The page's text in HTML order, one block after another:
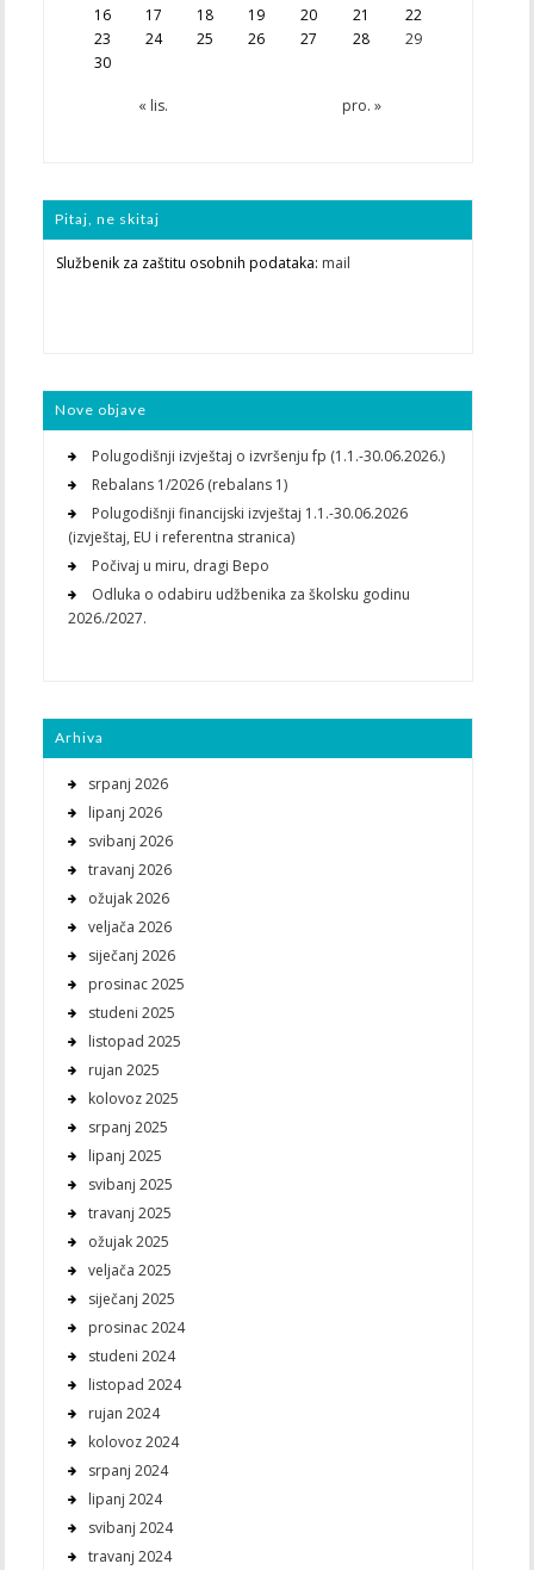
« lis. pro. »
16
17 18 19 20 21
22
23
24 25 26 27 28
29
30
Pitaj, ne skitaj
Službenik za zaštitu osobnih podataka: mail
Nove objave
Polugodišnji izvještaj o izvršenju fp (1.1.-30.06.2026.)
Rebalans 1/2026 (rebalans 1)
Polugodišnji financijski izvještaj 1.1.-30.06.2026
(izvještaj, EU i referentna stranica)
Počivaj u miru, dragi Bepo
Odluka o odabiru udžbenika za školsku godinu
2026./2027.
Arhiva
srpanj 2026
lipanj 2026
svibanj 2026
travanj 2026
ožujak 2026
veljača 2026
siječanj 2026
prosinac 2025
studeni 2025
listopad 2025
rujan 2025
kolovoz 2025
srpanj 2025
lipanj 2025
svibanj 2025
travanj 2025
ožujak 2025
veljača 2025
siječanj 2025
prosinac 2024
studeni 2024
listopad 2024
rujan 2024
kolovoz 2024
srpanj 2024
lipanj 2024
svibanj 2024
travanj 2024